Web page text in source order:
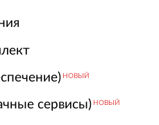
НОВЫЙ
сервисы) НОВЫЙ